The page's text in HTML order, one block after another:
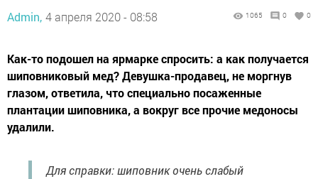
Admin, 4 апреля 2020 - 08:58 1065 0 0
Как-то подошел на ярмарке спросить: а как получается
шиповниковый мед? Девушка-продавец, не моргнув
глазом, ответила, что специально посаженные
плантации шиповника, а вокруг все прочие медоносы
удалили.
Для справки: шиповник очень слабый